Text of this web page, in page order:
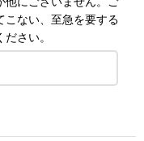
こない、至急を要する
さい。